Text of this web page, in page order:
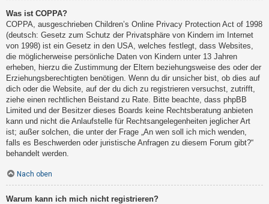
Was ist COPPA?
COPPA, ausgeschrieben Children’s Online Privacy Protection Act of 1998
(deutsch: Gesetz zum Schutz der Privatsphäre von Kindern im Internet
von 1998) ist ein Gesetz in den USA, welches festlegt, dass Websites,
die möglicherweise persönliche Daten von Kindern unter 13 Jahren
erheben, hierzu die Zustimmung der Eltern beziehungsweise des oder der
Erziehungsberechtigten benötigen. Wenn du dir unsicher bist, ob dies auf
dich oder die Website, auf der du dich zu registrieren versuchst, zutrifft,
ziehe einen rechtlichen Beistand zu Rate. Bitte beachte, dass phpBB
Limited und der Besitzer dieses Boards keine Rechtsberatung anbieten
kann und nicht die Anlaufstelle für Rechtsangelegenheiten jeglicher Art
ist; außer solchen, die unter der Frage „An wen soll ich mich wenden,
falls es Beschwerden oder juristische Anfragen zu diesem Forum gibt?“
behandelt werden.
Nach oben
Warum kann ich mich nicht registrieren?